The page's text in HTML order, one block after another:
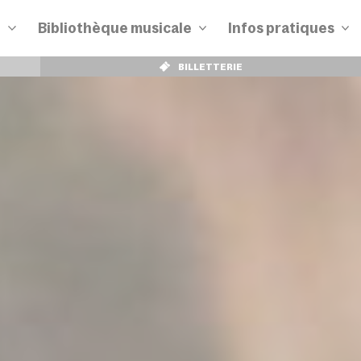
Bibliothèque musicale Infos pratiques
BILLETTERIE